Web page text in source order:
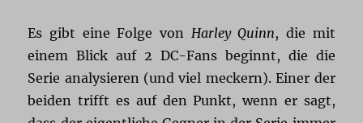
Es gibt eine Folge von Harley Quinn, die mit
einem Blick auf 2 DC-Fans beginnt, die die
Serie analysieren (und viel meckern). Einer der
beiden trifft es auf den Punkt, wenn er sagt,